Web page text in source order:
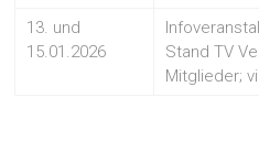
13. und
15.01.2026
Stand TV
Mitglieder;